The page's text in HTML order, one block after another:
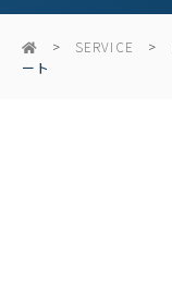
SERVICE
ート